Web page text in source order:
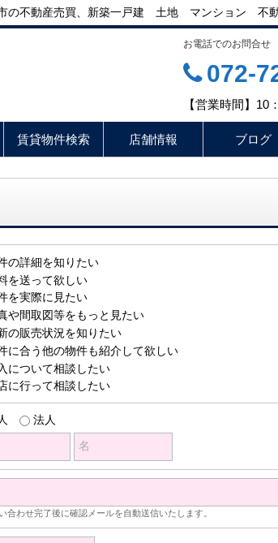
市の不動産売買、新築一戸建 土地 マンション
お電話でのお問合せ
072-
【営業時間】10
賃貸物件検索 店舗情報 ブログ
の詳細を知りたい
を送って欲しい
を実際に見たい
や間取図等をもっと見たい
の販売状況を知りたい
に合う他の物件も紹介して欲しい
について相談したい
に行って相談したい
法人
名
合わせ完了後に確認メールを自動送信いたします。